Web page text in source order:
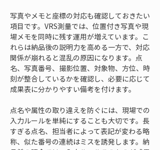
写真やメモと座標の対応も確認しておきたい
項目です。VRS測量では、位置付き写真や現
場メモを同時に残す運用が増えています。こ
れらは納品後の説明力を高める一方で、対応
関係が崩れると混乱の原因になります。点
名、写真番号、撮影位置、対象物、方位、時
刻が整合しているかを確認し、必要に応じて
成果表に分かりやすい備考を付けます。
点名や属性の取り違えを防ぐには、現場での
入力ルールを単純にすることも大切です。長
すぎる点名、担当者によって表記が変わる略
称、似た番号の連続はミスを誘発します。納